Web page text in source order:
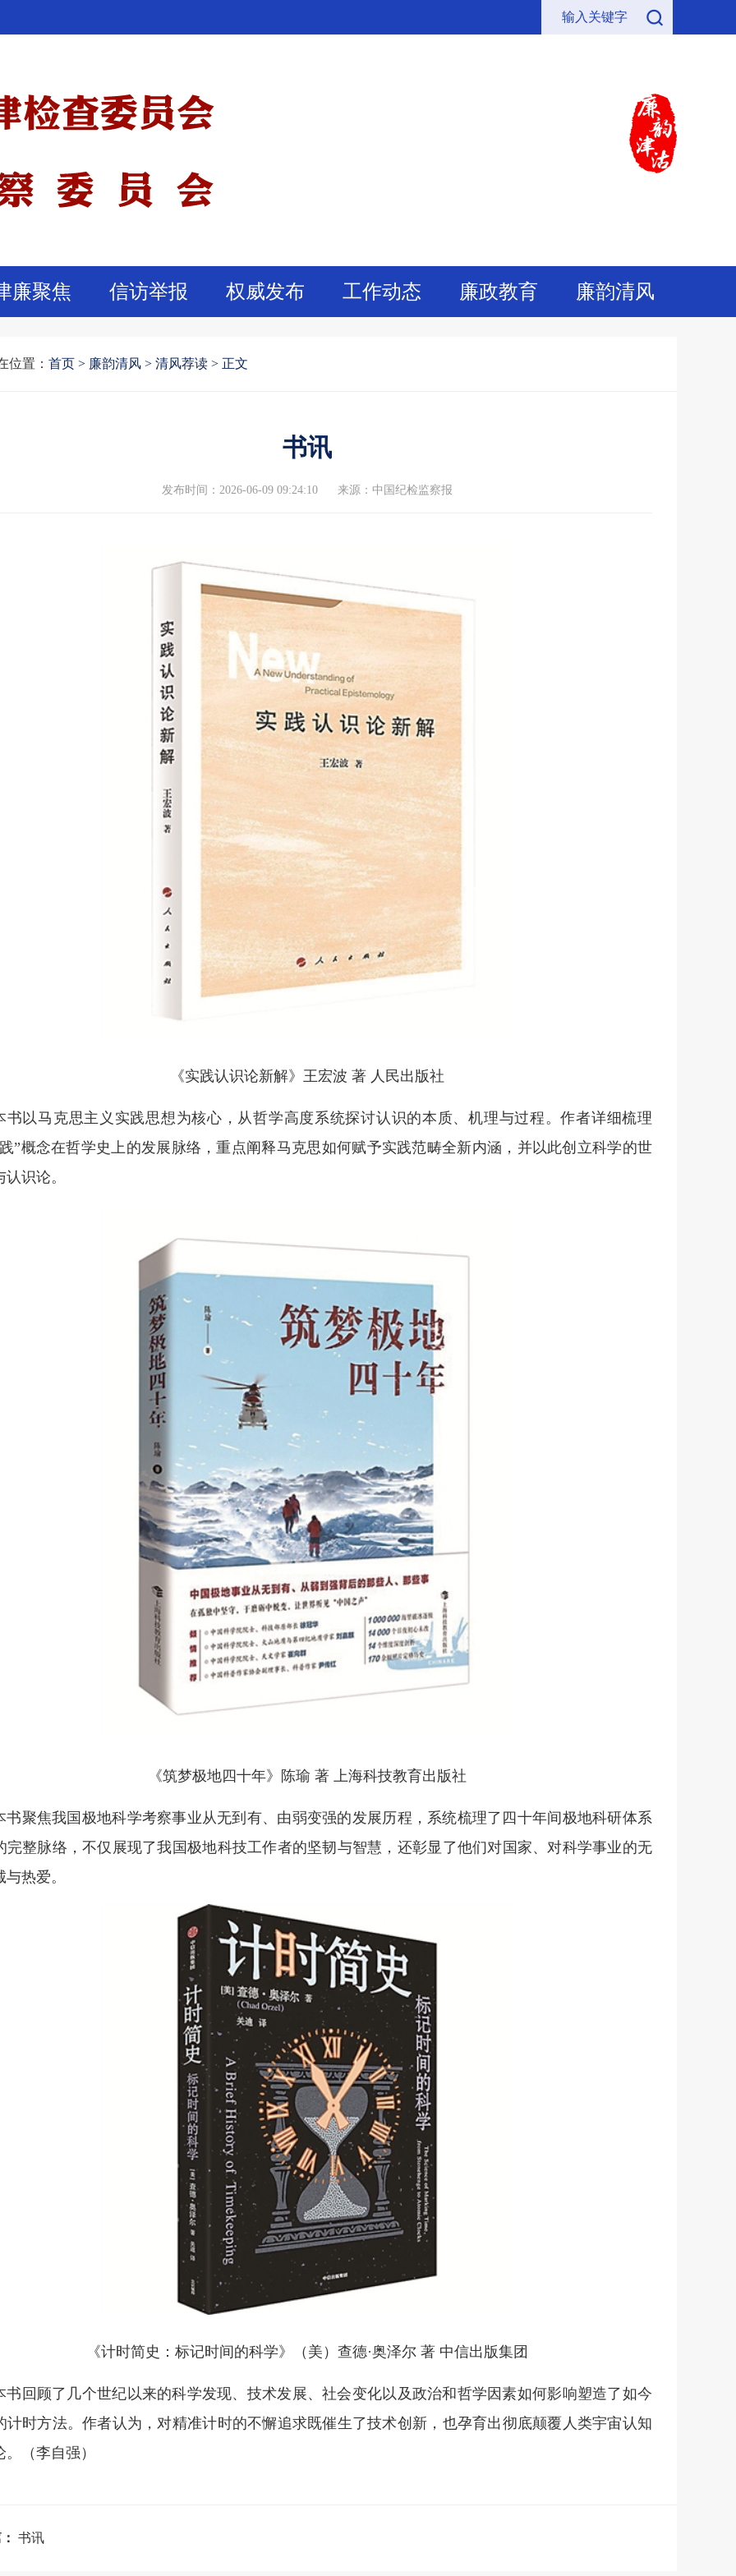
廉聚焦 信访举报 权威发布 工作动态 廉政教育 廉韵清风
位置： 首页 > 廉韵清风 > 清风荐读 > 正文
书讯
发布时间：2026-06-09 09:24:10 来源：中国纪检监察报
《实践认识论新解》王宏波 著 人民出版社
书以马克思主义实践思想为核心，从哲学高度系统探讨认识的本质、机理与过程。作者详细梳理
”概念在哲学史上的发展脉络，重点阐释马克思如何赋予实践范畴全新内涵，并以此创立科学的世
识论。
《筑梦极地四十年》陈瑜 著 上海科技教育出版社
书聚焦我国极地科学考察事业从无到有、由弱变强的发展历程，系统梳理了四十年间极地科研体系
完整脉络，不仅展现了我国极地科技工作者的坚韧与智慧，还彰显了他们对国家、对科学事业的无
与热爱。
《计时简史：标记时间的科学》（美）查德·奥泽尔 著 中信出版集团
书回顾了几个世纪以来的科学发现、技术发展、社会变化以及政治和哲学因素如何影响塑造了如今
计时方法。作者认为，对精准计时的不懈追求既催生了技术创新，也孕育出彻底颠覆人类宇宙认知
。（李自强）
书讯